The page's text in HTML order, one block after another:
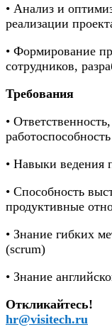
• Анализ и
реализации
• Формирование
сотрудников,
Требования
•
работоспособность
• Навыки ведения
• Способность
продуктивные
• Знание гибких
(scrum)
• Знание
Откликайтесь!
hr@visitech.ru